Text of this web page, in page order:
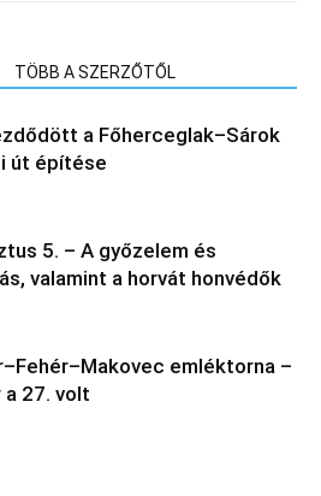
TÖBB A SZERZŐTŐL
a Főherceglak–Sárok
út építése
5. – A győzelem és
valamint a horvát honvédők
emléktorna –
a 27. volt